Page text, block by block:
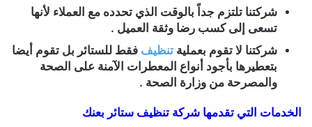
شركتنا تلتزم جداً بالوقت الذي تحدده مع العملاء لأنها
تسعى إلى كسب رضا وثقة العميل .
شركتنا لا تقوم بعملية تنظيف فقط للستائر بل تقوم أيضا
بتعطيرها بأجود أنواع المعطرات الآمنة على الصحة
والمصرحة من وزارة الصحة .
الخدمات التي تقدمها شركة تنظيف ستائر بعنك